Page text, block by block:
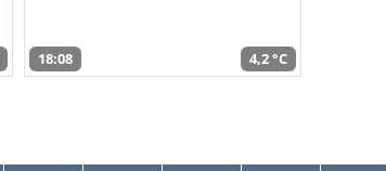
18:08 4,2 °C